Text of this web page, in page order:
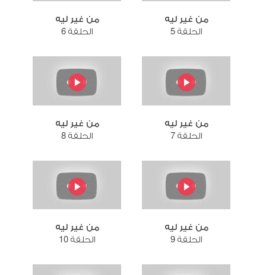
من غير ليه
الحلقة 5
من غير ليه
الحلقة 6
من غير ليه
الحلقة 7
من غير ليه
الحلقة 8
من غير ليه
الحلقة 9
من غير ليه
الحلقة 10